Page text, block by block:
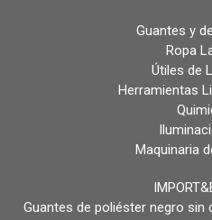
Guantes y
Ropa
Útiles de
Herramientas
Maquinaria
Guantes de poliéster negro